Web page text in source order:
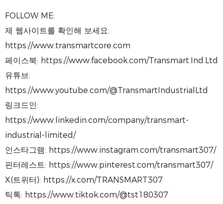
FOLLOW ME:
제 웹사이트를 확인해 보세요:
https://www.transmartcore.com
페이스북: https://www.facebook.com/Transmart.Ind.Ltd
유튜브:
https://www.youtube.com/@TransmartIndustrialLtd
링크드인:
https://www.linkedin.com/company/transmart-
industrial-limited/
인스타그램: https://www.instagram.com/transmart307/
핀터레스트: https://www.pinterest.com/transmart307/
X(트위터): https://x.com/TRANSMART307
틱톡: https://www.tiktok.com/@tst180307